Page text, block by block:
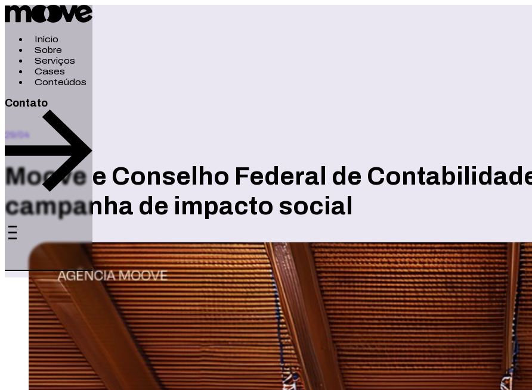
Início
Sobre
Serviços
Cases
Conteúdos
Contato
29/04
Moove e Conselho Federal de
campanha de impacto social